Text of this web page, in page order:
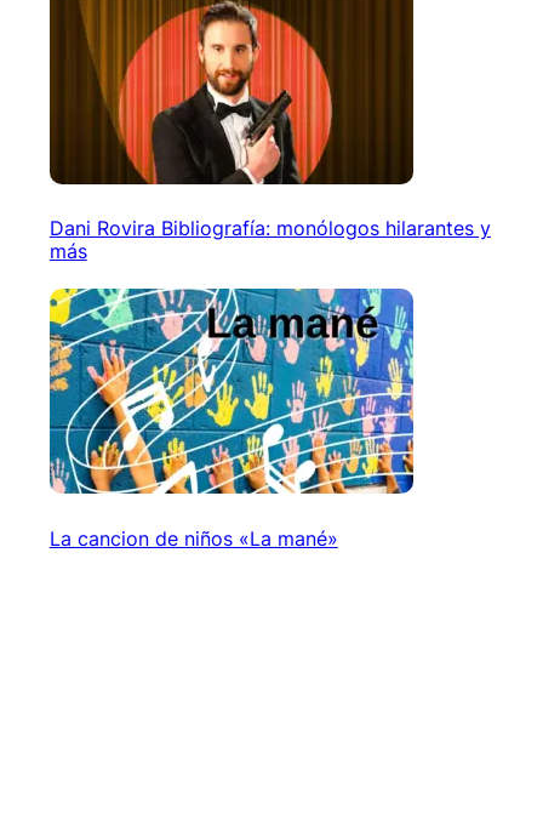
Dani Rovira Bibliografía: monólogos hilarantes y
más
La cancion de niños «La mané»